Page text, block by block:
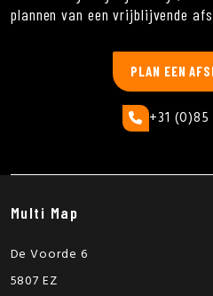
plannen van een vrijblijvende
PLAN EEN
+31
Multi Map
De Voorde 6
5807 EZ